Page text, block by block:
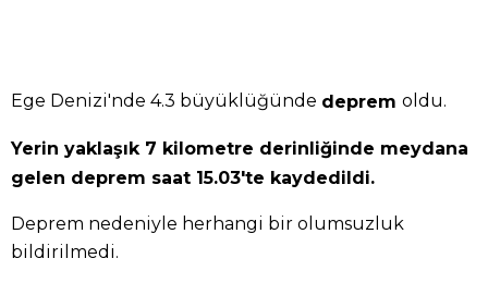
Ege Denizi'nde 4.3 büyüklüğünde deprem oldu.
Yerin yaklaşık 7 kilometre derinliğinde meydana
gelen deprem saat 15.03'te kaydedildi.
Deprem nedeniyle herhangi bir olumsuzluk
bildirilmedi.